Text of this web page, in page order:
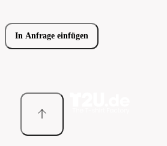
In Anfrage einfügen